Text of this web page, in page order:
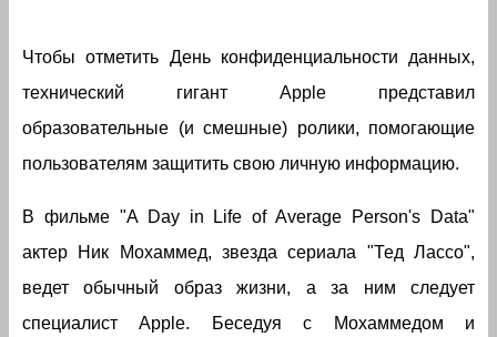
Чтобы отметить День конфиденциальности данных,
технический гигант Apple представил
образовательные (и смешные) ролики, помогающие
пользователям защитить свою личную информацию.
В фильме "A Day in Life of Average Person's Data"
актер Ник Мохаммед, звезда сериала "Тед Лассо",
ведет обычный образ жизни, а за ним следует
специалист Apple. Беседуя с Мохаммедом и